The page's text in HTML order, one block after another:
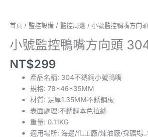
首頁 / 監控設備 / 監控周邊 / 小號監控鴨嘴方向
小號監控鴨嘴方向頭
NT$299
產品名稱: 304不銹鋼小號鴨嘴
規格: 78*46*35MM
材質: 足厚1.35MM不銹鋼板
表面處理:不銹鋼本色拉絲
重量: 0.11KG
適用場所: 海邊/化工廠/煉油廠/採礦場